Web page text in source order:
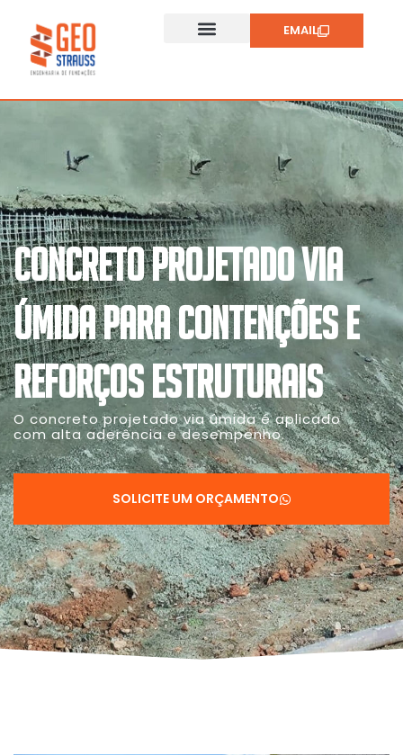
EMAIL
CONCRETO PROJETADO VIA
ÚMIDA PARA CONTENÇÕES E
REFORÇOS ESTRUTURAIS
O concreto projetado via úmida é aplicado
com alta aderência e desempenho.
SOLICITE UM ORÇAMENTO